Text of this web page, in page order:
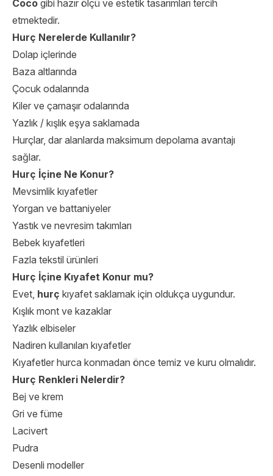
Coco gibi hazır ölçü ve estetik tasarımları tercih
etmektedir.
Hurç Nerelerde Kullanılır?
Dolap içlerinde
Baza altlarında
Çocuk odalarında
Kiler ve çamaşır odalarında
Yazlık / kışlık eşya saklamada
Hurçlar, dar alanlarda maksimum depolama avantajı
sağlar.
Hurç İçine Ne Konur?
Mevsimlik kıyafetler
Yorgan ve battaniyeler
Yastık ve nevresim takımları
Bebek kıyafetleri
Fazla tekstil ürünleri
Hurç İçine Kıyafet Konur mu?
Evet, hurç kıyafet saklamak için oldukça uygundur.
Kışlık mont ve kazaklar
Yazlık elbiseler
Nadiren kullanılan kıyafetler
Kıyafetler hurca konmadan önce temiz ve kuru olmalıdır.
Hurç Renkleri Nelerdir?
Bej ve krem
Gri ve füme
Lacivert
Pudra
Desenli modeller